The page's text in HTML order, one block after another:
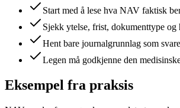
Start med å lese hva NAV faktisk
Sjekk ytelse, frist, dokumenttype
Hent bare journalgrunnlag som
Legen må godkjenne den
Eksempel fra praksis